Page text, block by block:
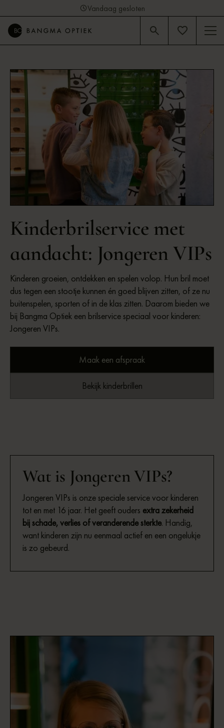
Vandaag gesloten
4.9
Beoordeling op Google (92)
Kinderbrilservice met
aandacht: Jongeren VIPs
Kinderen groeien, ontdekken en spelen volop. Hun bril moet
dus tegen een stootje kunnen én goed blijven zitten, of ze nu
buitenspelen, sporten of in de klas zitten. Daarom bieden we
bij Bangma Optiek een brilservice speciaal voor kinderen:
Jongeren VIPs.
Maak een afspraak
Bekijk kinderbrillen
Wat is Jongeren VIPs?
Jongeren VIPs is onze speciale service voor kinderen
tot en met 16 jaar. Het geeft ouders extra zekerheid
bij schade, verlies of veranderende sterkte. Handig,
want kinderen zijn nu eenmaal actief en een ongelukje
is zo gebeurd.